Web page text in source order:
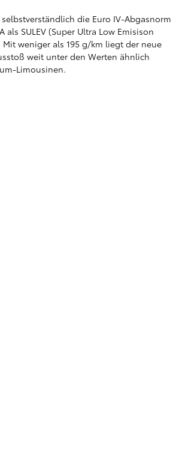
die Euro IV-Abgasnorm
als SULEV (Super Ultra Low Emisison
weniger als 195 g/km liegt der neue
weit unter den Werten ähnlich
Limousinen.